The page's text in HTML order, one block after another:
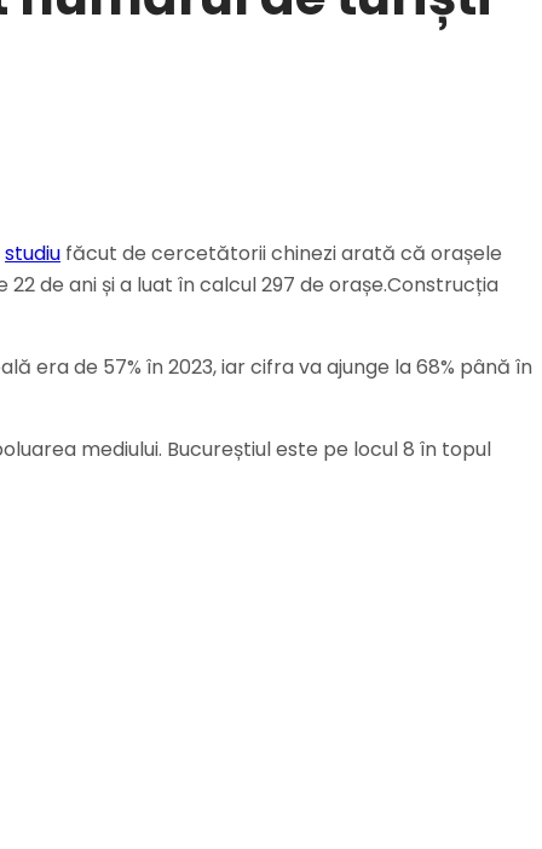
studiu făcut de cercetătorii chinezi arată că orașele
de ani și a luat în calcul 297 de orașe.Construcția
era de 57% în 2023, iar cifra va ajunge la 68% până în
mediului. Bucureștiul este pe locul 8 în topul